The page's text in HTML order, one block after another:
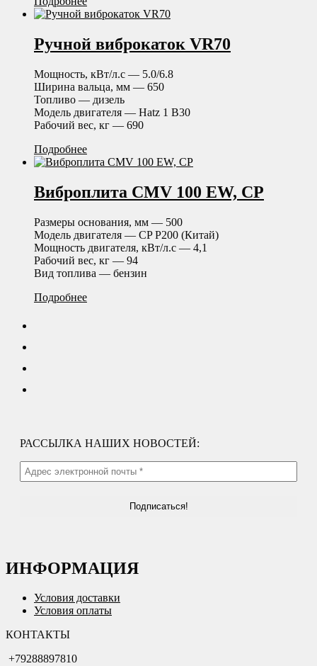
Ручной виброкаток VR70
Мощность, кВт/л.с — 5.0/6.8
Ширина вальца, мм — 650
Топливо — дизель
Модель двигателя — Hatz 1 B30
Рабочий вес, кг — 690
Подробнее
Виброплита CMV 100 EW, CP
Размеры основания, мм — 500
Модель двигателя — CP P200 (Китай)
Мощность двигателя, кВт/л.с — 4,1
Рабочий вес, кг — 94
Вид топлива — бензин
Подробнее
РАССЫЛКА НАШИХ НОВОСТЕЙ:
ИНФОРМАЦИЯ
Условия доставки
Условия оплаты
КОНТАКТЫ
+79288897810